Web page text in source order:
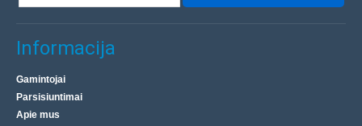
Informacija
Gamintojai
Parsisiuntimai
Apie mus